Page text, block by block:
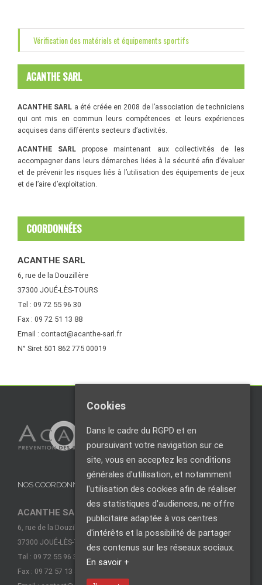
Vérification des matériels et équipements sportifs
ACANTHE SARL
ACANTHE SARL a été créée en 2008 de l’association de techniciens
qui ont mis en commun leurs compétences et leurs expériences
acquises dans différents secteurs d’activités.
ACANTHE SARLpropose maintenant aux collectivités de les
accompagner dans leurs démarches liées à la sécurité afin d’évaluer
et de prévenir les risques liés à l’utilisation des équipements de jeux
et de l’aire d’exploitation.
COORDONNÉES
ACANTHE SARL
6, rue de la Douzillère
37300 JOUÉ-LÈS-TOURS
Tel : 09 72 55 96 30
Fax : 09 72 51 13 88
Email : contact@acanthe-sarl.fr
N° Siret 501 862 775 00019
NOS COORDONNÉES
ACANTHE SARL
6, rue de la Douzillère
37300 JOUÉ-LÈS-TOURS
Tel : 09 72 55 96 30
Fax : 09 72 57 13 88
Cookies
Dans le cadre du RGPD et en
poursuivant votre navigation sur ce
site, vous en acceptez les conditions
générales d'utilisation, et notamment
l'utilisation des cookies afin de réaliser
des statistiques d'audiences, ne offre
publicitaire adaptée à vos centres
d'intérêts et la possibilité de partager
des contenus sur les réseaux sociaux.
En savoir +